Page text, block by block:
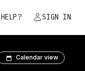
SIGN IN
Calendar view